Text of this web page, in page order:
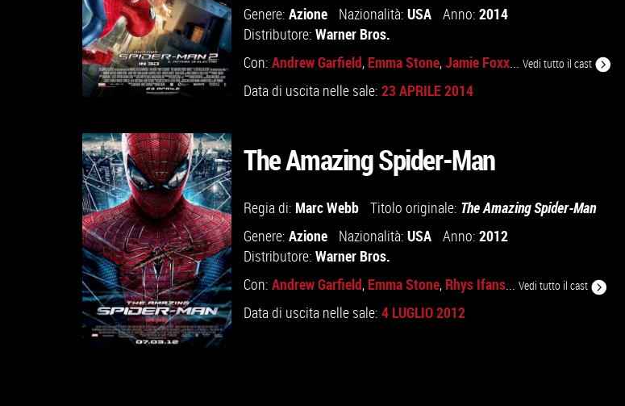
VAI ALLA SCHEDA
Genere: Azione Nazionalità: USA Anno: 2014
Distributore: Warner Bros.
Con: Andrew Garfield, Emma Stone,Jamie Foxx... Vedi tutto il cast
Data di uscita nelle sale: 23 APRILE 2014
The Amazing Spider-Man
Regia di: Marc Webb Titolo originale: The Amazing Spider-Man
Genere: Azione Nazionalità: USA Anno: 2012
Distributore: Warner Bros.
Con: Andrew Garfield, Emma Stone, Rhys Ifans... Vedi tutto il cast
Data di uscita nelle sale: 4 LUGLIO 2012